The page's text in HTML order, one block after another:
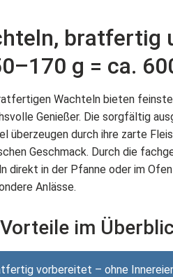
bratfertig
g = ca.
Wachteln bieten
Genießer. Die sorgfältig
überzeugen durch ihre zarte
Geschmack. Durch die
direkt in der Pfanne oder im
Anlässe.
im
vorbereitet – ohne